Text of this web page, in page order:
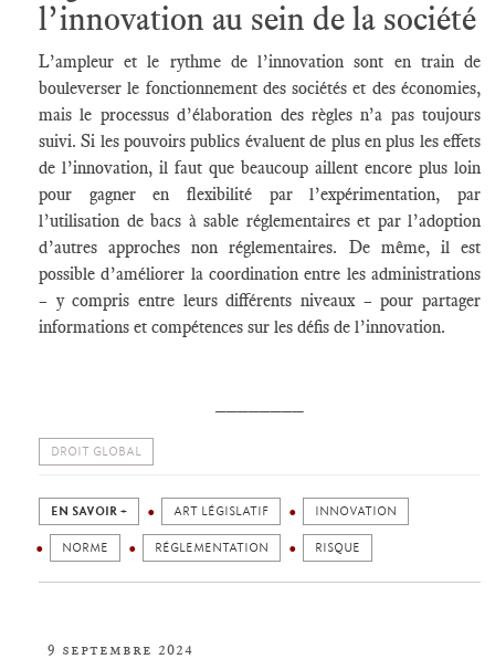
l’innovation au sein de la société
L’ampleur et le rythme de l’innovation sont en train de
bouleverser le fonctionnement des sociétés et des économies,
mais le processus d’élaboration des règles n’a pas toujours
suivi. Si les pouvoirs publics évaluent de plus en plus les effets
de l’innovation, il faut que beaucoup aillent encore plus loin
pour gagner en flexibilité par l’expérimentation, par
l’utilisation de bacs à sable réglementaires et par l’adoption
d’autres approches non réglementaires. De même, il est
possible d’améliorer la coordination entre les administrations
– y compris entre leurs différents niveaux – pour partager
informations et compétences sur les défis de l’innovation.
DROIT GLOBAL
EN SAVOIR + ART LÉGISLATIF INNOVATION
NORME RÉGLEMENTATION RISQUE
9 septembre 2024